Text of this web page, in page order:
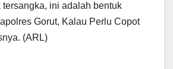
tersangka, ini adalah bentuk
Gorut, Kalau Perlu Copot
(ARL)